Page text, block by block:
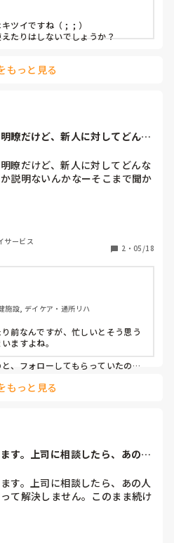
ツイですね（ ;  ; ）
たりはしないでしょうか？
もっと見る
瞭だけど、新人に対してどんな
瞭だけど、新人に対してどんな
説明ないんかなーそこまで聞か
💦その時点で聴き疲れが生じて
相談されてるみたいだし、将来
ようになるとは思えないっ
腹が出てきて、負担をかけてし
えずに1人で抱え込み、周りは
るのって差別されてるみた
ど、モラハラに近い💦
サービス
2 ・ 05/18
施設, デイケア・通所リハ
前なんですが、忙しいとそう思う
ますよね。
、フォローしてもらっていたの
言われることもなくなりますし！
もっと見る
す。上司に相談したら、あの人
す。上司に相談したら、あの人
て解決しません。このまま続け
います。同じように職員から、